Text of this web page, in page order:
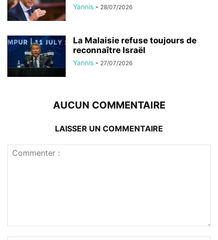
Yannis - 28/07/2026
La Malaisie refuse toujours de
reconnaître Israël
Yannis - 27/07/2026
AUCUN COMMENTAIRE
LAISSER UN COMMENTAIRE